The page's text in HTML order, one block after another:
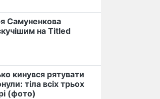
Самуненкова
на Titled
кинувся рятувати
тіла всіх трьох
(фото)